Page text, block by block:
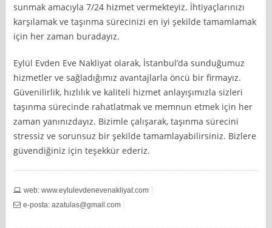
sunmak amacıyla 7/24 hizmet vermekteyiz. İhtiyaçlarınızı
karşılamak ve taşınma sürecinizi en iyi şekilde tamamlamak
için her zaman buradayız.
Eylül Evden Eve Nakliyat olarak, İstanbul’da sunduğumuz
hizmetler ve sağladığımız avantajlarla öncü bir firmayız.
Güvenilirlik, hızlılık ve kaliteli hizmet anlayışımızla sizleri
taşınma sürecinde rahatlatmak ve memnun etmek için her
zaman yanınızdayız. Bizimle çalışarak, taşınma sürecini
stressiz ve sorunsuz bir şekilde tamamlayabilirsiniz. Bizlere
güvendiğiniz için teşekkür ederiz.
web: www.eylulevdenevenakliyat.com
e-posta:azatulas@gmail.com